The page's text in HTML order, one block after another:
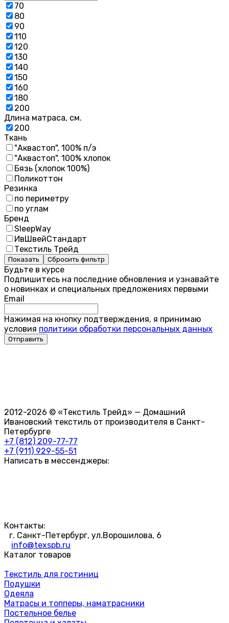
70
80
90
110
120
130
140
150
160
180
200
Длина матраса, см.
200
Ткань
"Аквастоп", 100% п/э
"Аквастоп", 100% хлопок
Бязь (хлопок 100%)
Поликоттон
Резинка
по периметру
по углам
Бренд
SleepWay
ИвШвейСтандарт
Текстиль Трейд
Показать Сбросить фильтр
Будьте в курсе
Подпишитесь на последние обновления и узнавайте
о новинках и специальных предложениях первыми
Email
Нажимая на кнопку подтверждения, я принимаю
условия политики обработки персональных данных
2012-2026 © «Текстиль Трейд» — Домашний
Ивановский текстиль от производителя в Санкт-
Петербурге
+7 (812) 209-77-77
+7 (911) 929-55-51
Написать в мессенджеры:
Контакты:
г. Санкт-Петербург, ул.Ворошилова, 6
info@texspb.ru
Каталог товаров
Текстиль для гостиниц
Подушки
Одеяла
Матрасы и топперы, наматрасники
Постельное белье